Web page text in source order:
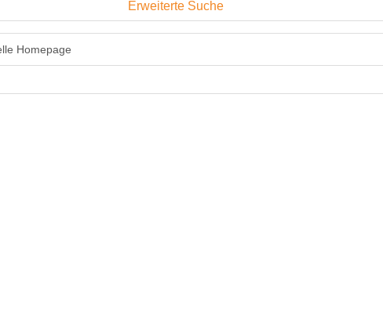
Erweiterte Suche
Homepage